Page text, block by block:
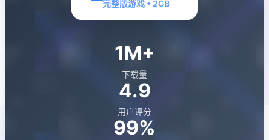
完整版游戏 • 2GB
1M+
下载量
4.9
用户评分
99%